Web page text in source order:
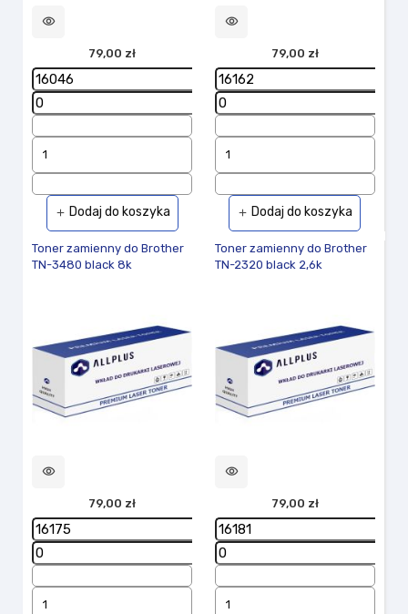
visibility
79,00 zł
add Dodaj do koszyka
visibility
79,00 zł
add Dodaj do koszyka
Toner zamienny do Brother
TN-3480 black 8k
visibility
79,00 zł
Toner zamienny do Brother
TN-2320 black 2,6k
visibility
79,00 zł